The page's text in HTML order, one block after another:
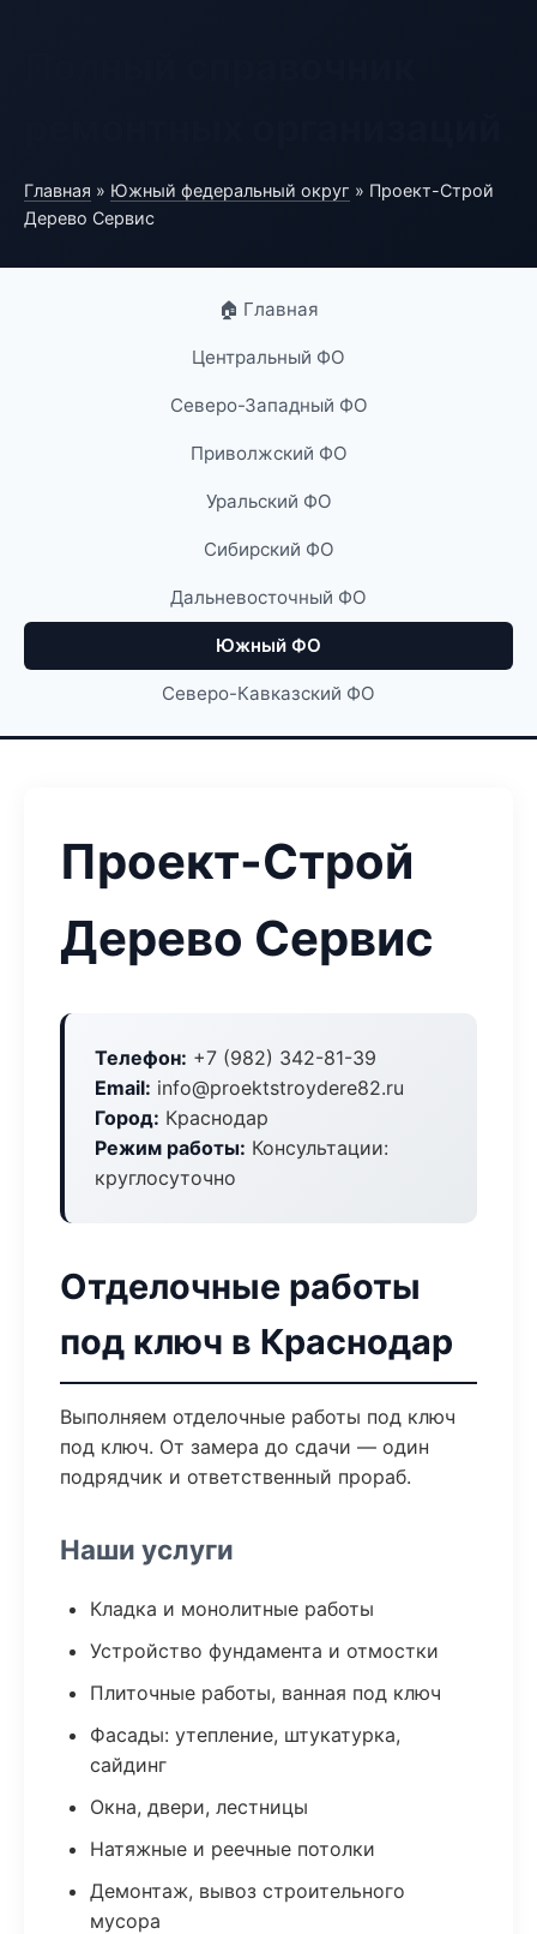
Главная » Южный федеральный округ » Проект-Строй
Дерево Сервис
🏠 Главная
Центральный ФО
Северо-Западный ФО
Приволжский ФО
Уральский ФО
Сибирский ФО
Дальневосточный ФО
Южный ФО
Северо-Кавказский ФО
Проект-Строй
Дерево Сервис
Телефон: +7 (982) 342-81-39
Email: info@proektstroydere82.ru
Город: Краснодар
Режим работы: Консультации:
круглосуточно
Отделочные работы
под ключ в Краснодар
Выполняем отделочные работы под ключ
под ключ. От замера до сдачи — один
подрядчик и ответственный прораб.
Наши услуги
Кладка и монолитные работы
Устройство фундамента и отмостки
Плиточные работы, ванная под ключ
Фасады: утепление, штукатурка,
сайдинг
Окна, двери, лестницы
Натяжные и реечные потолки
Демонтаж, вывоз строительного
мусора